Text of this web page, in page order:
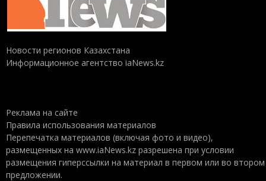
Новости регионов Казахстана
Информационное агентство iaNews.kz
Реклама на сайте
Правила использования материалов
Перепечатка материалов (включая фото и видео),
размещенных на www.iaNews.kz разрешена при условии
размещения гиперссылки на материал в первом или во втором
предложении.